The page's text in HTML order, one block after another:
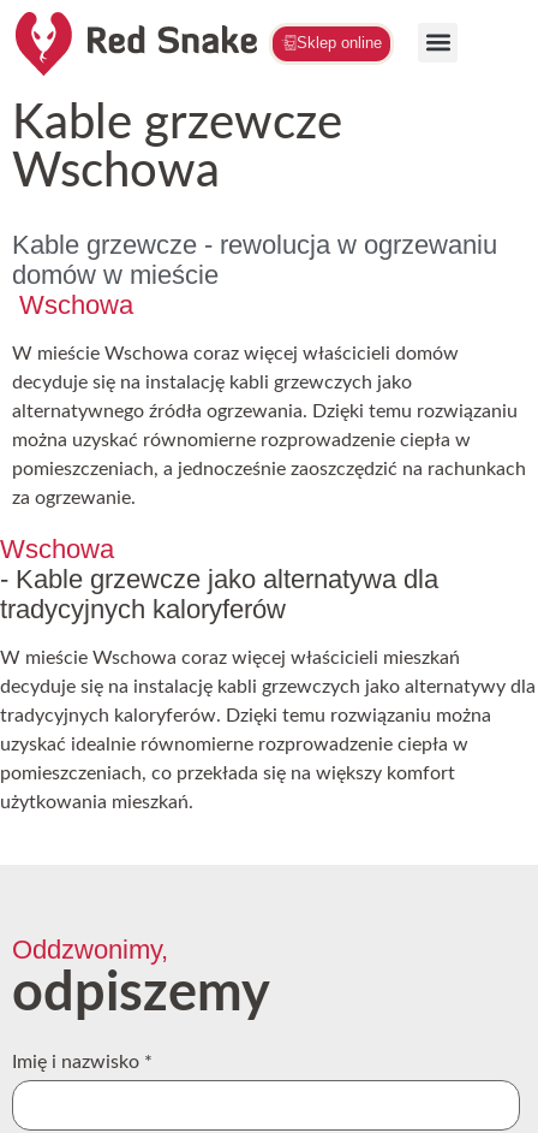
Sklep online
Kable grzewcze
Wschowa
Kable grzewcze - rewolucja w ogrzewaniu
domów w mieście
Wschowa
W mieście Wschowa coraz więcej właścicieli domów
decyduje się na instalację kabli grzewczych jako
alternatywnego źródła ogrzewania. Dzięki temu rozwiązaniu
można uzyskać równomierne rozprowadzenie ciepła w
pomieszczeniach, a jednocześnie zaoszczędzić na rachunkach
za ogrzewanie.
Wschowa
- Kable grzewcze jako alternatywa dla
tradycyjnych kaloryferów
W mieście Wschowa coraz więcej właścicieli mieszkań
decyduje się na instalację kabli grzewczych jako alternatywy dla
tradycyjnych kaloryferów. Dzięki temu rozwiązaniu można
uzyskać idealnie równomierne rozprowadzenie ciepła w
pomieszczeniach, co przekłada się na większy komfort
użytkowania mieszkań.
Oddzwonimy,
odpiszemy
Imię i nazwisko *